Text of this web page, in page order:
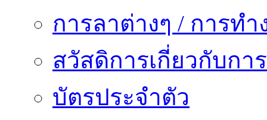
การลาต่างๆ / การทำ
สวัสดิการเกี่ยวกับกา
บัตรประจำตัว